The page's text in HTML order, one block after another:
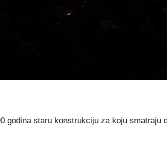
godina staru konstrukciju za koju smatraju